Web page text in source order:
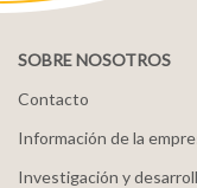
SOBRE NOSOTROS
Contacto
Información de la
Investigación y